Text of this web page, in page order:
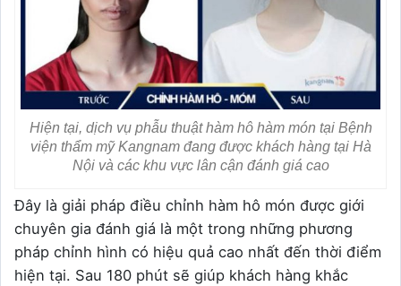
Hiện tại, dịch vụ phẫu thuật hàm hô hàm món tại Bệnh
viện thẩm mỹ Kangnam đang được khách hàng tại Hà
Nội và các khu vực lân cận đánh giá cao
Đây là giải pháp điều chỉnh hàm hô món được giới
chuyên gia đánh giá là một trong những phương
pháp chỉnh hình có hiệu quả cao nhất đến thời điểm
hiện tại. Sau 180 phút sẽ giúp khách hàng khắc